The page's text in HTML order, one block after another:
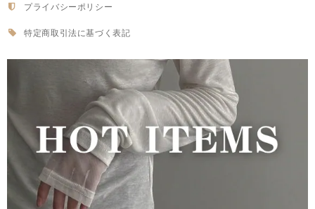
プライバシーポリシー
特定商取引法に基づく表記